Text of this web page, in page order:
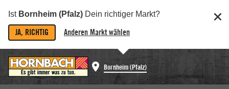
Ist Bornheim (Pfalz) Dein richtiger Markt?
JA, RICHTIG Anderen Markt wählen
Bornheim (Pfalz)